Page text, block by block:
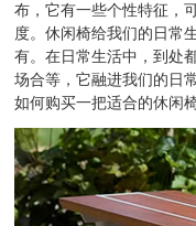
布，它有一些个性特征，
度。休闲椅给我们的日常
有。在日常生活中，到处
场合等，它融进我们的日
如何购买一把适合的休闲